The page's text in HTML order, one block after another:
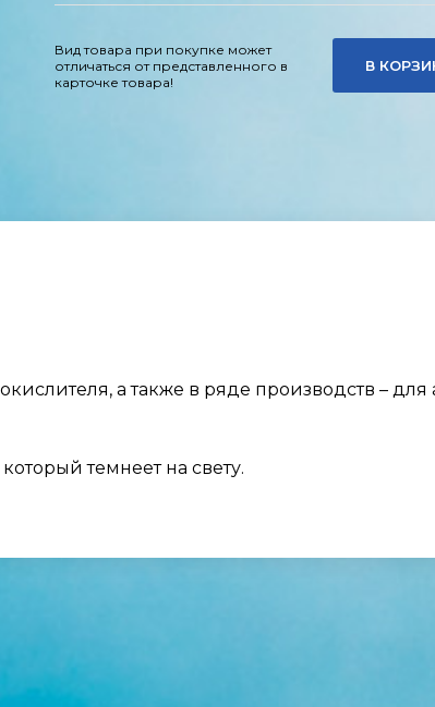
Вид товара при покупке может
отличаться от представленного в
карточке товара!
В
а также в ряде производств –
темнеет на свету.